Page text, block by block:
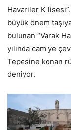
Havariler Kilisesi”.
büyük önem
bulunan “Varak
yılında camiye
Tepesine konan
deniyor.